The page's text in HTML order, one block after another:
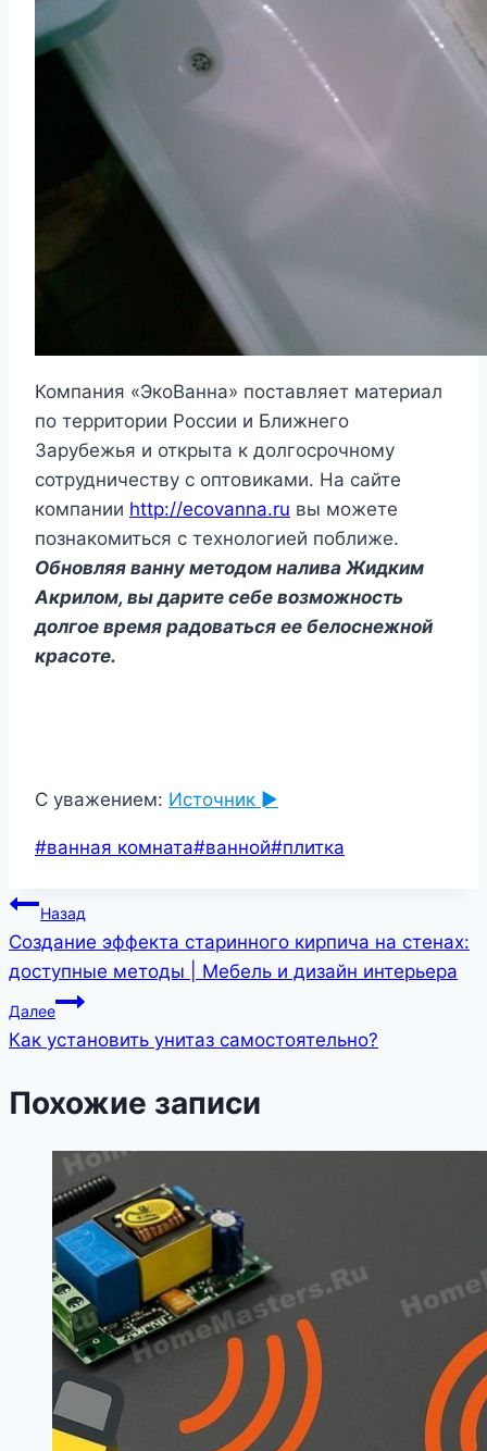
Компания «ЭкоВанна» поставляет материал
по территории России и Ближнего
Зарубежья и открыта к долгосрочному
сотрудничеству с оптовиками. На сайте
компании http://ecovanna.ru вы можете
познакомиться с технологией поближе.
Обновляя ванну методом налива Жидким
Акрилом, вы дарите себе возможность
долгое время радоваться ее белоснежной
красоте.
С уважением: Источник ►
Метки
#ванная комната#ванной#плитка
Навигация
по
записям
Назад
Создание эффекта старинного кирпича на стенах:
доступные методы | Мебель и дизайн интерьера
Далее
Как установить унитаз самостоятельно?
Похожие записи